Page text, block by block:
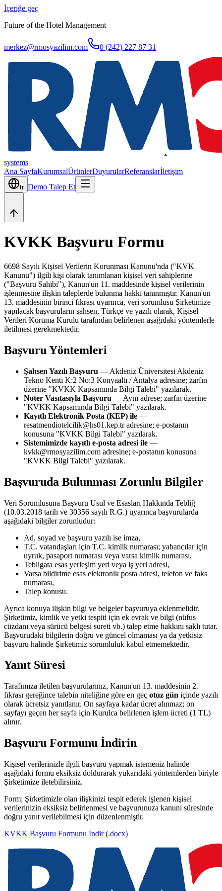
İçeriğe geç
Future of the Hotel Management
merkez@rmosyazilim.com 0 (242) 227 87 31
systems
Ana SayfaKurumsalÜrünlerDuyurularReferanslarİletişim
tr Demo Talep Et
KVKK Başvuru Formu
6698 Sayılı Kişisel Verilerin Korunması Kanunu'nda ("KVK
Kanunu") ilgili kişi olarak tanımlanan kişisel veri sahiplerine
("Başvuru Sahibi"), Kanun'un 11. maddesinde kişisel verilerinin
işlenmesine ilişkin taleplerde bulunma hakkı tanınmıştır. Kanun'un
13. maddesinin birinci fıkrası uyarınca, veri sorumlusu Şirketimize
yapılacak başvuruların şahsen, Türkçe ve yazılı olarak, Kişisel
Verileri Koruma Kurulu tarafından belirlenen aşağıdaki yöntemlerle
iletilmesi gerekmektedir.
Başvuru Yöntemleri
Şahsen Yazılı Başvuru — Akdeniz Üniversitesi Akdeniz
Tekno Kenti K:2 No:3 Konyaaltı / Antalya adresine; zarfın
üzerine "KVKK Kapsamında Bilgi Talebi" yazılarak.
Noter Vasıtasıyla Başvuru — Aynı adrese; zarfın üzerine
"KVKK Kapsamında Bilgi Talebi" yazılarak.
Kayıtlı Elektronik Posta (KEP) ile —
resatmendiotelcilik@hs01.kep.tr adresine; e-postanın
konusuna "KVKK Bilgi Talebi" yazılarak.
Sistemimizde kayıtlı e-posta adresi ile —
kvkk@rmosyazilim.com adresine; e-postanın konusuna
"KVKK Bilgi Talebi" yazılarak.
Başvuruda Bulunması Zorunlu Bilgiler
Veri Sorumlusuna Başvuru Usul ve Esasları Hakkında Tebliğ
(10.03.2018 tarih ve 30356 sayılı R.G.) uyarınca başvurularda
aşağıdaki bilgiler zorunludur:
Ad, soyad ve başvuru yazılı ise imza,
T.C. vatandaşları için T.C. kimlik numarası; yabancılar için
uyruk, pasaport numarası veya varsa kimlik numarası,
Tebligata esas yerleşim yeri veya iş yeri adresi,
Varsa bildirime esas elektronik posta adresi, telefon ve faks
numarası,
Talep konusu.
Ayrıca konuya ilişkin bilgi ve belgeler başvuruya eklenmelidir.
Şirketimiz, kimlik ve yetki tespiti için ek evrak ve bilgi (nüfus
cüzdanı veya sürücü belgesi sureti vb.) talep etme hakkını saklı tutar.
Başvurudaki bilgilerin doğru ve güncel olmaması ya da yetkisiz
başvuru halinde Şirketimiz sorumluluk kabul etmemektedir.
Yanıt Süresi
Tarafımıza iletilen başvurularınız, Kanun'un 13. maddesinin 2.
fıkrası gereğince talebin niteliğine göre en geç otuz gün içinde yazılı
olarak ücretsiz yanıtlanır. On sayfaya kadar ücret alınmaz; on
sayfayı geçen her sayfa için Kurulca belirlenen işlem ücreti (1 TL)
alınır.
Başvuru Formunu İndirin
Kişisel verilerinizle ilgili başvuru yapmak istemeniz halinde
aşağıdaki formu eksiksiz doldurarak yukarıdaki yöntemlerden biriyle
Şirketimize iletebilirsiniz.
Form; Şirketimizle olan ilişkinizi tespit ederek işlenen kişisel
verilerinizin eksiksiz belirlenmesi ve başvurunuza kanuni süresinde
doğru yanıt verilebilmesi için düzenlenmiştir.
KVKK Başvuru Formunu İndir (.docx)